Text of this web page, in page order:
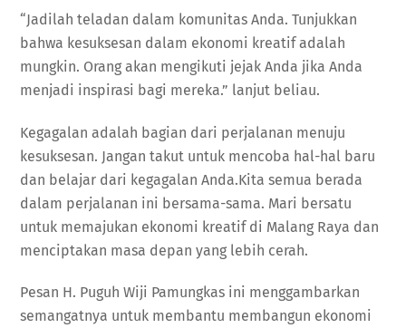
“Jadilah teladan dalam komunitas Anda. Tunjukkan
bahwa kesuksesan dalam ekonomi kreatif adalah
mungkin. Orang akan mengikuti jejak Anda jika Anda
menjadi inspirasi bagi mereka.” lanjut beliau.
Kegagalan adalah bagian dari perjalanan menuju
kesuksesan. Jangan takut untuk mencoba hal-hal baru
dan belajar dari kegagalan Anda.Kita semua berada
dalam perjalanan ini bersama-sama. Mari bersatu
untuk memajukan ekonomi kreatif di Malang Raya dan
menciptakan masa depan yang lebih cerah.
Pesan H. Puguh Wiji Pamungkas ini menggambarkan
semangatnya untuk membantu membangun ekonomi